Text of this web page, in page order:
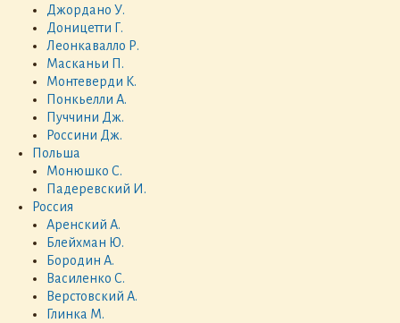
Джордано У.
Доницетти Г.
Леонкавалло Р.
Масканьи П.
Монтеверди К.
Понкьелли А.
Пуччини Дж.
Россини Дж.
Польша
Монюшко С.
Падеревский И.
Россия
Аренский А.
Блейхман Ю.
Бородин А.
Василенко С.
Верстовский А.
Глинка М.